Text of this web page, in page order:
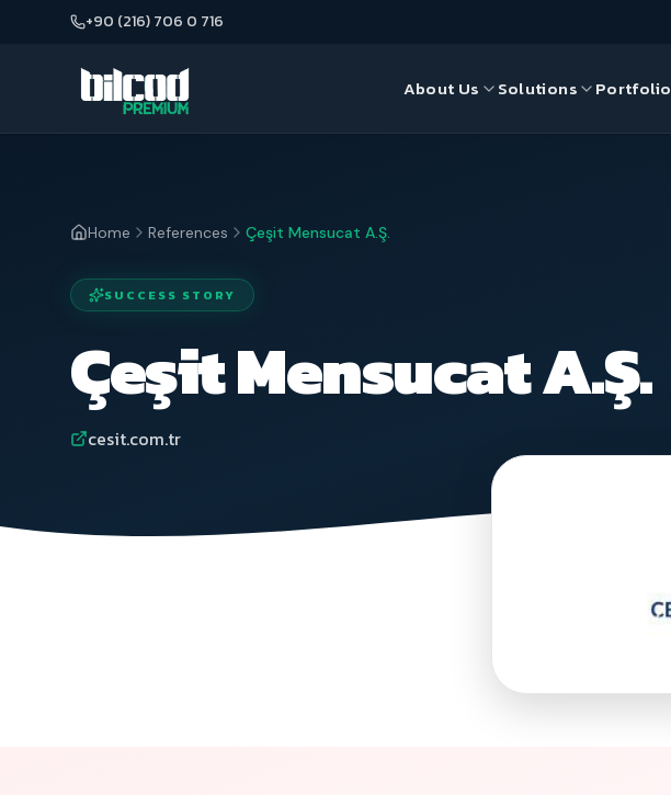
+90 (216) 706 0 716
About Us Solutions Portfolio
Home References Çeşit Mensucat A.Ş.
SUCCESS STORY
Çeşit Mensucat A.Ş.
cesit.com.tr